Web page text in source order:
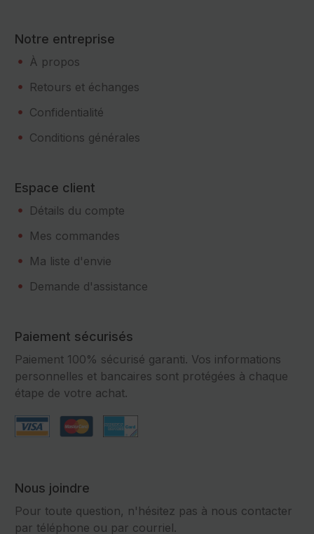
Notre entreprise
À propos
Retours et échanges
Confidentialité
Conditions générales
Espace client
Détails du compte
Mes commandes
Ma liste d'envie
Demande d'assistance
Paiement sécurisés
Paiement 100% sécurisé garanti. Vos informations
personnelles et bancaires sont protégées à chaque
étape de votre achat.
Nous joindre
Pour toute question, n'hésitez pas à nous contacter
par téléphone ou par courriel.